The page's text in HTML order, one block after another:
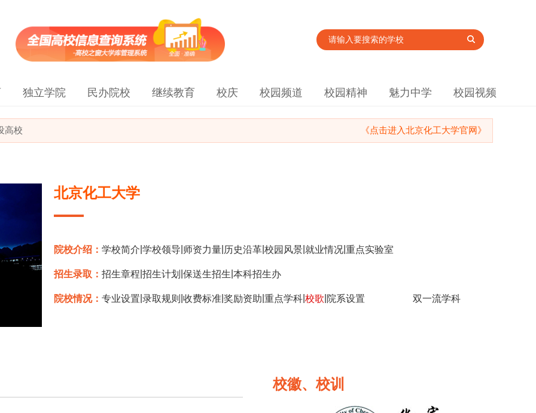
独立学院 民办院校 继续教育 校庆 校园频道 校园精神 魅力中学 校园视频
高校 《点击进入北京化工大学官网》
北京化工大学
院校介绍：学校简介 |学校领导 师资力量 历史沿革 |校园风景 就业情况 |重点实验室
招生录取：招生章程 |招生计划 |保送生招生 |本科招生办
院校情况：专业设置 |录取规则 |收费标准 |奖励资助 |重点学科 |校歌 院系设置 双一流学科
校徽、校训